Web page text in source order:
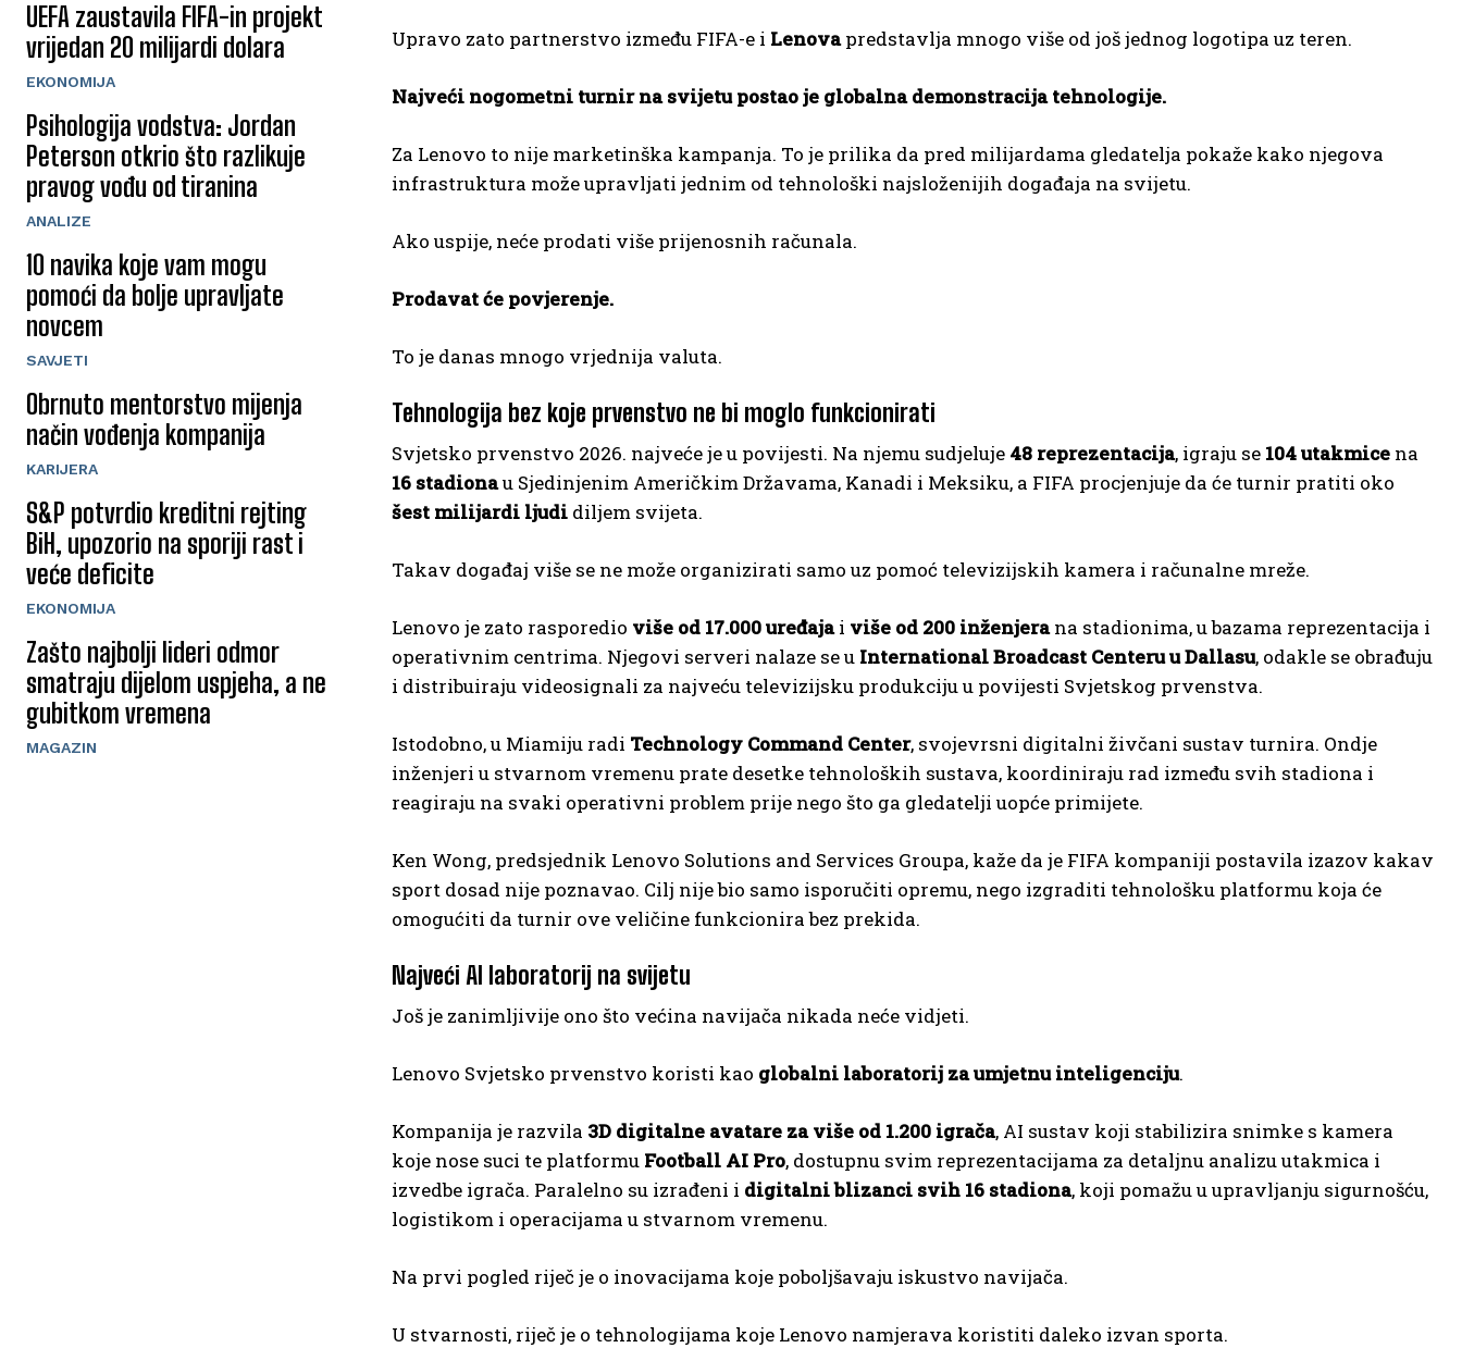
UEFA zaustavila FIFA-in projekt
vrijedan 20 milijardi dolara
EKONOMIJA
Psihologija vodstva: Jordan
Peterson otkrio što razlikuje
pravog vođu od tiranina
ANALIZE
10 navika koje vam mogu
pomoći da bolje upravljate
novcem
SAVJETI
Obrnuto mentorstvo mijenja
način vođenja kompanija
KARIJERA
S&P potvrdio kreditni rejting
BiH, upozorio na sporiji rast i
veće deficite
EKONOMIJA
Zašto najbolji lideri odmor
smatraju dijelom uspjeha, a ne
gubitkom vremena
MAGAZIN
Upravo zato partnerstvo između FIFA-e i Lenovapredstavlja mnogo više od još jednog logotipa uz teren.
Najveći nogometni turnir na svijetu postao je globalna demonstracija tehnologije.
Za Lenovo to nije marketinška kampanja. To je prilika da pred milijardama gledatelja pokaže kako njegova
infrastruktura može upravljati jednim od tehnološki najsloženijih događaja na svijetu.
Ako uspije, neće prodati više prijenosnih računala.
Prodavat će povjerenje.
To je danas mnogo vrjednija valuta.
Tehnologija bez koje prvenstvo ne bi moglo funkcionirati
Svjetsko prvenstvo 2026. najveće je u povijesti. Na njemu sudjeluje 48 reprezentacija, igraju se 104 utakmice na
16 stadionau Sjedinjenim Američkim Državama, Kanadi i Meksiku, a FIFA procjenjuje da će turnir pratiti oko
šest milijardi ljudi diljem svijeta.
Takav događaj više se ne može organizirati samo uz pomoć televizijskih kamera i računalne mreže.
Lenovo je zato rasporedio više od 17.000 uređajai više od 200 inženjerana stadionima, u bazama reprezentacija i
operativnim centrima. Njegovi serveri nalaze se u International Broadcast Centeru u Dallasu, odakle se obrađuju
i distribuiraju videosignali za najveću televizijsku produkciju u povijesti Svjetskog prvenstva.
Istodobno, u Miamiju radi Technology Command Center, svojevrsni digitalni živčani sustav turnira. Ondje
inženjeri u stvarnom vremenu prate desetke tehnoloških sustava, koordiniraju rad između svih stadiona i
reagiraju na svaki operativni problem prije nego što ga gledatelji uopće primijete.
Ken Wong, predsjednik Lenovo Solutions and Services Groupa, kaže da je FIFA kompaniji postavila izazov kakav
sport dosad nije poznavao. Cilj nije bio samo isporučiti opremu, nego izgraditi tehnološku platformu koja će
omogućiti da turnir ove veličine funkcionira bez prekida.
Najveći AI laboratorij na svijetu
Još je zanimljivije ono što većina navijača nikada neće vidjeti.
Lenovo Svjetsko prvenstvo koristi kao globalni laboratorij za umjetnu inteligenciju.
Kompanija je razvila 3D digitalne avatare za više od 1.200 igrača, AI sustav koji stabilizira snimke s kamera
koje nose suci te platformu Football AI Pro, dostupnu svim reprezentacijama za detaljnu analizu utakmica i
izvedbe igrača. Paralelno su izrađeni i digitalni blizanci svih 16 stadiona, koji pomažu u upravljanju sigurnošću,
logistikom i operacijama u stvarnom vremenu.
Na prvi pogled riječ je o inovacijama koje poboljšavaju iskustvo navijača.
U stvarnosti, riječ je o tehnologijama koje Lenovo namjerava koristiti daleko izvan sporta.